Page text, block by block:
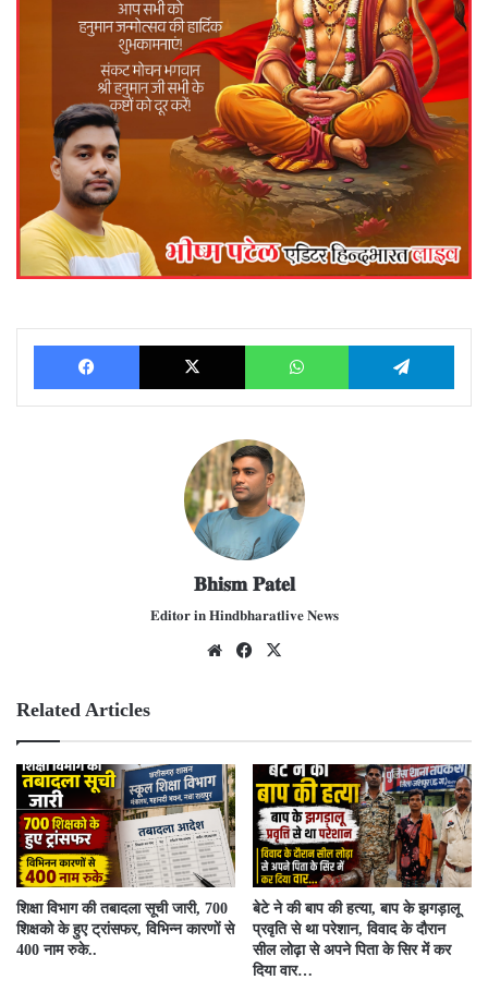
Facebook X WhatsApp
𝐁𝐡𝐢𝐬𝐦 𝐏𝐚𝐭𝐞𝐥
𝐄𝐝𝐢𝐭𝐨𝐫 𝐢𝐧 𝐇𝐢𝐧𝐝𝐛𝐡𝐚𝐫𝐚𝐭𝐥𝐢𝐯𝐞 𝐍𝐞𝐰𝐬
We
Fac
Related Articles
शिक्षा विभाग की तबादला सूची जारी, 700
शिक्षको के हुए ट्रांसफर, विभिन्न कारणों से
400 नाम रुके..
बेटे ने की बाप की हत्या, बाप के झगड़ालू
प्रवृति से था परेशान, विवाद के दौरान
सील लोढ़ा से अपने पिता के सिर में कर
दिया वार…